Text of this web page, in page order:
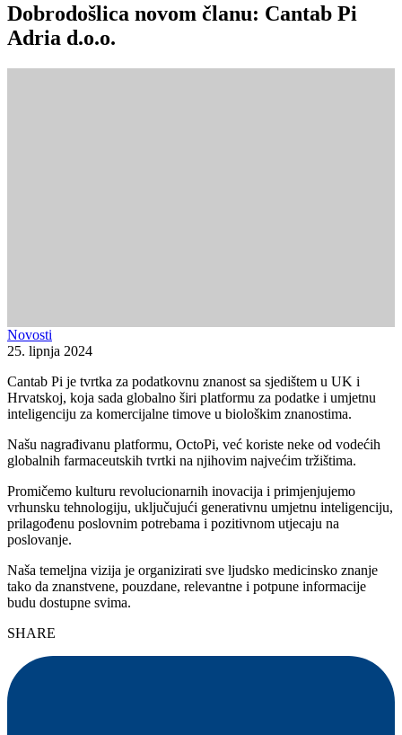
Dobrodošlica novom članu: Cantab Pi
Adria d.o.o.
Novosti
25. lipnja 2024
Cantab Pi je tvrtka za podatkovnu znanost sa sjedištem u UK i
Hrvatskoj, koja sada globalno širi platformu za podatke i umjetnu
inteligenciju za komercijalne timove u biološkim znanostima.
Našu nagrađivanu platformu, OctoPi, već koriste neke od vodećih
globalnih farmaceutskih tvrtki na njihovim najvećim tržištima.
Promičemo kulturu revolucionarnih inovacija i primjenjujemo
vrhunsku tehnologiju, uključujući generativnu umjetnu inteligenciju,
prilagođenu poslovnim potrebama i pozitivnom utjecaju na
poslovanje.
Naša temeljna vizija je organizirati sve ljudsko medicinsko znanje
tako da znanstvene, pouzdane, relevantne i potpune informacije
budu dostupne svima.
SHARE